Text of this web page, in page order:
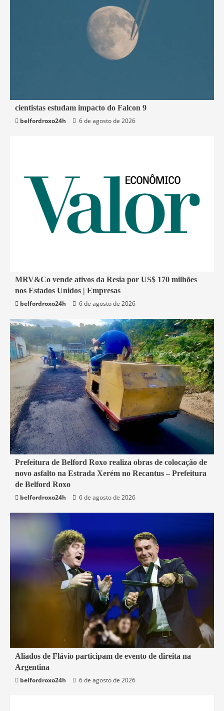
2 min read
Mundo
cientistas estudam impacto do Falcon 9
belfordroxo24h
6 de agosto de 2026
2 min read
Economia
MRV&Co vende ativos da Resia por US$ 170 milhões
nos Estados Unidos | Empresas
belfordroxo24h
6 de agosto de 2026
2 min read
Belford Roxo
Prefeitura de Belford Roxo realiza obras de colocação de
novo asfalto na Estrada Xerém no Recantus – Prefeitura
de Belford Roxo
belfordroxo24h
6 de agosto de 2026
2 min read
Mundo
Aliados de Flávio participam de evento de direita na
Argentina
belfordroxo24h
6 de agosto de 2026